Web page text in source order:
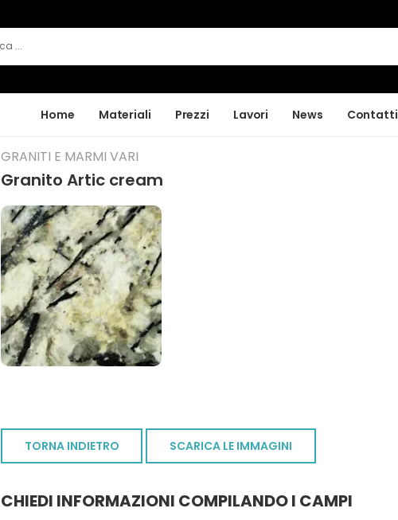
Home Materiali Prezzi Lavori News Contatti
GRANITI E MARMI VARI
Granito Artic cream
TORNA INDIETRO SCARICA LE IMMAGINI
CHIEDI INFORMAZIONI COMPILANDO I CAMPI